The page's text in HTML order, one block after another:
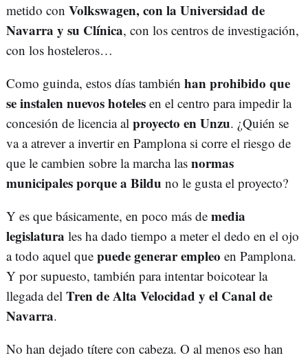
metido con Volkswagen, con la Universidad de
Navarra y su Clínica, con los centros de investigación,
con los hosteleros…
Como guinda, estos días también han prohibido que
se instalen nuevos hoteles en el centro para impedir la
concesión de licencia al proyecto en Unzu. ¿Quién se
va a atrever a invertir en Pamplona si corre el riesgo de
que le cambien sobre la marcha las normas
municipales porque a Bildu no le gusta el proyecto?
Y es que básicamente, en poco más de media
legislatura les ha dado tiempo a meter el dedo en el ojo
a todo aquel que puede generar empleo en Pamplona.
Y por supuesto, también para intentar boicotear la
llegada del Tren de Alta Velocidad y el Canal de
Navarra.
No han dejado títere con cabeza. O al menos eso han